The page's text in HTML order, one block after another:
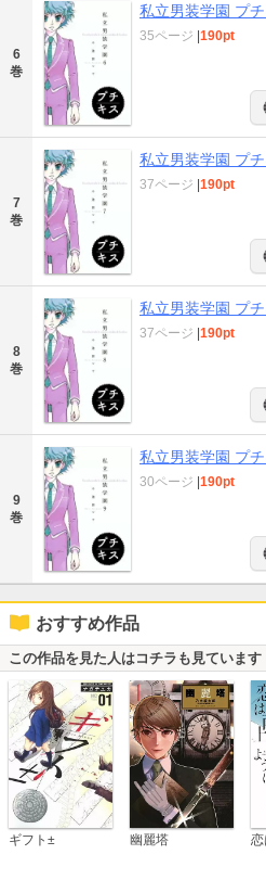
6
巻
私立男装学園 プ
35ページ 190pt
7
巻
私立男装学園 プ
37ページ 190pt
8
巻
私立男装学園 プ
37ページ 190pt
9
巻
私立男装学園 プ
30ページ 190pt
おすすめ作品
この作品を見た人はコチラも見ています
ギフト± 幽麗塔